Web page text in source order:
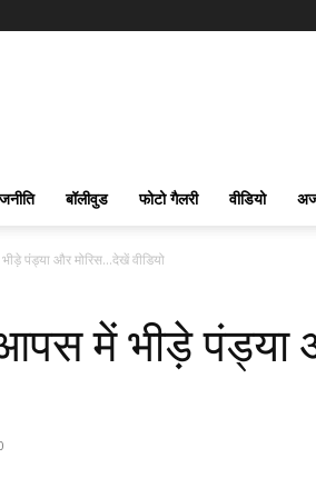
बॉलीवुड फोटो गैलरी वीडियो
पंड्या और मोरिस…देखें वीडियो
में भीड़े पंड्या